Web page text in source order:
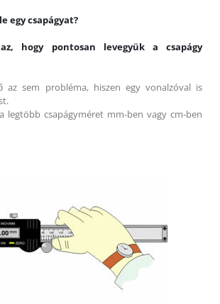
egy csapágyat?
hogy pontosan levegyük a csapágy
az sem probléma, hiszen egy vonalzóval is
legtöbb csapágyméret mm-ben vagy cm-ben